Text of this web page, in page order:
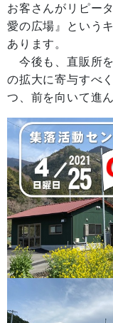
お客さんがリピー
愛の広場』という
あります。
今後も、直販所
の拡大に寄与すべ
つ、前を向いて進